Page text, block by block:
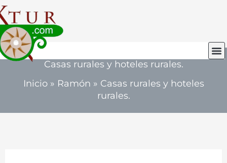
Ir
al
contenido
Casas rurales y hoteles rurales.
Inicio » Ramón » Casas rurales y hoteles
rurales.